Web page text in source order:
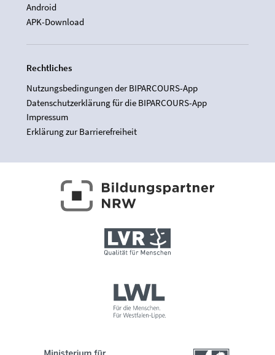
Android
APK-Download
Rechtliches
Nutzungsbedingungen der BIPARCOURS-App
Datenschutzerklärung für die BIPARCOURS-App
Impressum
Erklärung zur Barrierefreiheit